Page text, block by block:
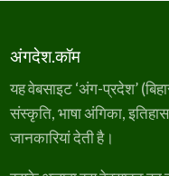
अंगदेश.कॉम
यह वेबसाइट ‘अंग-प्रदेश’
संस्कृति, भाषा अंगिका,
जानकारियां देती है।